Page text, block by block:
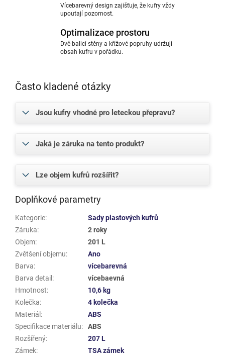
Vícebarevný design zajišťuje, že kufry vždy
upoutají pozornost.
Optimalizace prostoru
Dvě balicí stěny a křížové popruhy udržují
obsah kufru v pořádku.
Často kladené otázky
Jsou kufry vhodné pro leteckou přepravu?
Jaká je záruka na tento produkt?
Lze objem kufrů rozšířit?
Doplňkové parametry
Kategorie:
Sady plastových kufrů
Záruka:
2 roky
Objem:
201 L
Zvětšení objemu:
Ano
Barva:
vícebarevná
Barva detail :
vícebaevná
Hmotnost:
10,6 kg
Kolečka:
4 kolečka
Materiál :
ABS
Specifikace materiálu:
ABS
Rozšířený:
207 L
Zámek:
TSA zámek